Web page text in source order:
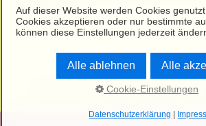
Stall vertragen.
Kontakt Impressum
Auf dieser Website werden Cookies
Cookies akzeptieren oder nur bestimmte
können diese Einstellungen jederzeit
Alle ablehnen Alle
Cookie-Einstellungen
Datenschutzerklärung